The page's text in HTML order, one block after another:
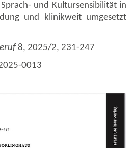
und Kultursensibilität in
und klinikweit umgesetzt
8, 2025/2, 231-247
0013